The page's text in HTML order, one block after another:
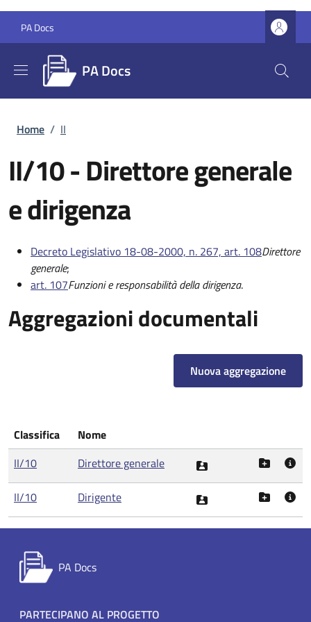
PA Docs
PA Docs
Briciole di pane
Home / II
II/10- Direttore generale
e dirigenza
Decreto Legislativo 18-08-2000, n. 267, art. 108Direttore
generale;
art. 107Funzioni e responsabilità della dirigenza.
Aggregazioni documentali
Nuova aggregazione
Classifica
Nome
II/10
Direttore generale
II/10 Dirigente
PA Docs
PARTECIPANO AL PROGETTO